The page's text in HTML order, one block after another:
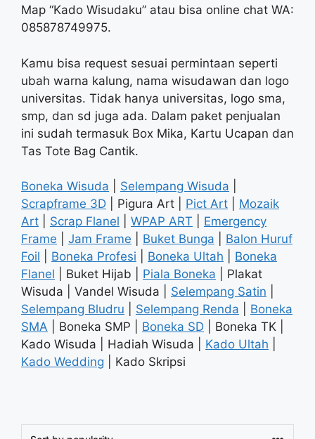
Map “Kado Wisudaku” atau bisa online chat WA:
085878749975.
Kamu bisa request sesuai permintaan seperti
ubah warna kalung, nama wisudawan dan logo
universitas. Tidak hanya universitas, logo sma,
smp, dan sd juga ada. Dalam paket penjualan
ini sudah termasuk Box Mika, Kartu Ucapan dan
Tas Tote Bag Cantik.
Boneka Wisuda Selempang Wisuda
Scrapframe 3D | Pigura Art | Pict Art
Mozaik
Art
Scrap Flanel WPAP ART
Emergency
Frame
Jam Frame Buket Bunga
Balon Huruf
Foil
Boneka Profesi Boneka Ultah
Boneka
Flanel | Buket Hijab | Piala Boneka | Plakat
Wisuda | Vandel Wisuda | Selempang Satin
Selempang Bludru
Selempang Renda
Boneka
SMA | Boneka SMP | Boneka SD | Boneka TK |
Kado Wisuda | Hadiah Wisuda | Kado Ultah
Kado Wedding | Kado Skripsi